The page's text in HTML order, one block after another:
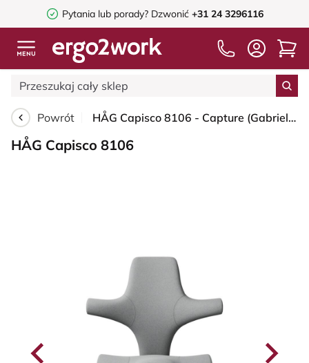
Pytania lub porady? Dzwonić +31 24 3296116
Powrót HÅG Capisco 8106 - Capture (Gabriel) - Wełna / Poliamid - CPT4102 - Light grey - Moss Grey - 265 mm (seat height 53-79cm) - Hard castors for soft floors
HÅG Capisco 8106